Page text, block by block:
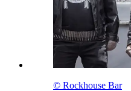
© Rockhouse Bar